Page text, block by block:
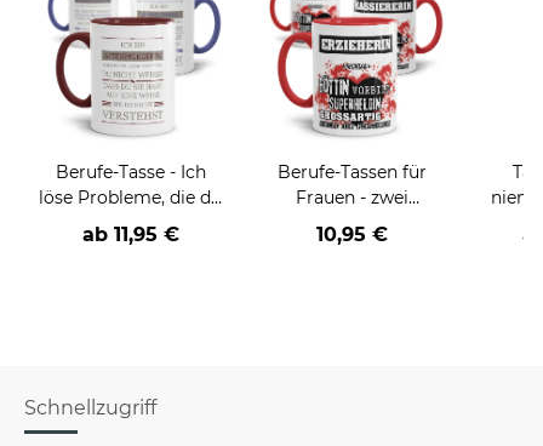
Berufe-Tasse - Ich
löse Probleme, die du
nicht verstehst -
verschiedene Berufe
ab 11,95 €
Berufe-Tassen für
Frauen - zwei
Farbvarianten
10,95 €
Schnellzugriff